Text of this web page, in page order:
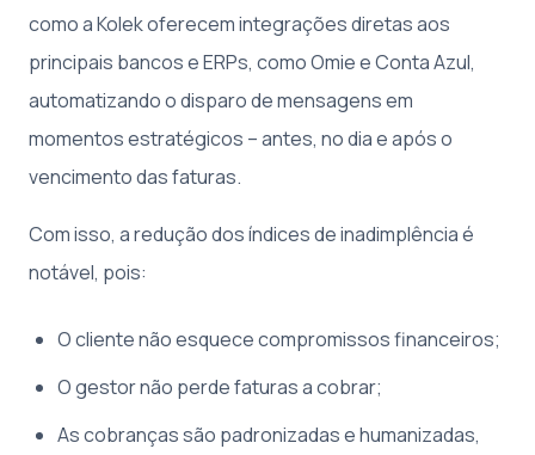
como a Kolek oferecem integrações diretas aos
principais bancos e ERPs, como Omie e Conta Azul,
automatizando o disparo de mensagens em
momentos estratégicos – antes, no dia e após o
vencimento das faturas.
Com isso, a redução dos índices de inadimplência é
notável, pois:
O cliente não esquece compromissos financeiros;
O gestor não perde faturas a cobrar;
As cobranças são padronizadas e humanizadas,